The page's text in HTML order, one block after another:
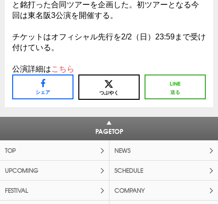
と銘打った合同ツアーを企画した。初ツアーとなる今
回は東名阪3公演を開催する。
チケットはオフィシャル先行を2/2（日）23:59まで受け
付けている。
公演詳細はこちら
シェア つぶやく 送る
PAGETOP
TOP NEWS
UPCOMING SCHEDULE
FESTIVAL COMPANY